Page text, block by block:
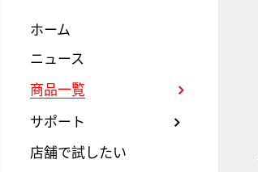
ホーム
ニュース
商品一覧
サポート
店舗で試したい